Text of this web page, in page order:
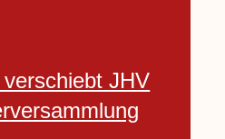
JHV